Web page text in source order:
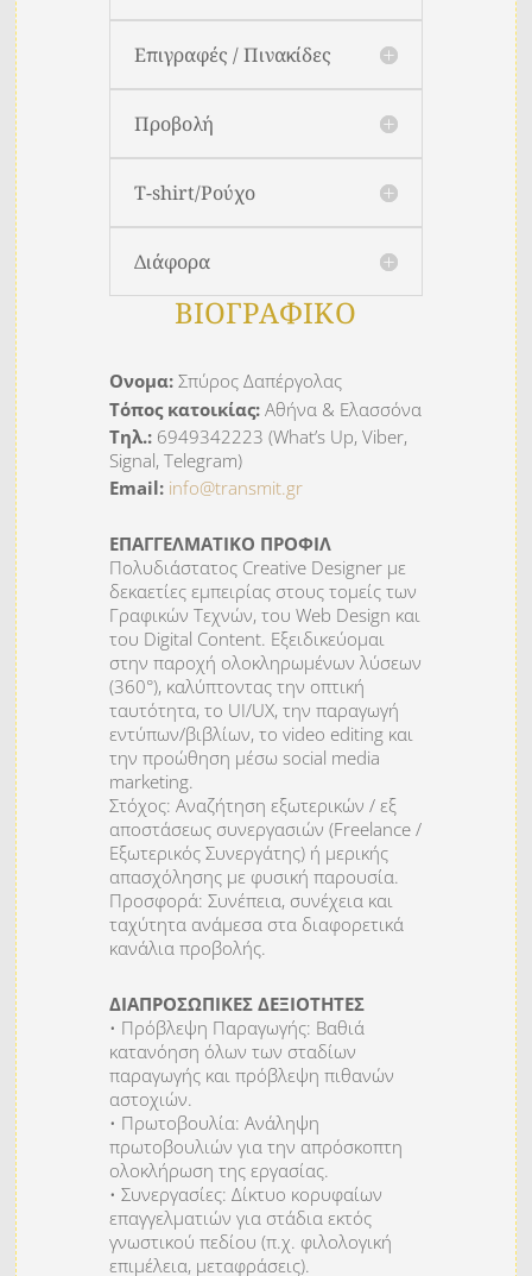
Επιγραφές / Πινακίδες
Προβολή
T-shirt/Ρούχο
Διάφορα
ΒΙΟΓΡΑΦΙΚΟ
Ονομα:Σπύρος Δαπέργολας
Τόπος κατοικίας:Αθήνα & Ελασσόνα
Τηλ.:6949342223 (What’s Up, Viber,
Signal, Telegram)
Email: info@transmit.gr
ΕΠΑΓΓΕΛΜΑΤΙΚΟ ΠΡΟΦΙΛ
Πολυδιάστατος Creative Designer με
δεκαετίες εμπειρίας στους τομείς των
Γραφικών Τεχνών, του Web Design και
του Digital Content. Εξειδικεύομαι
στην παροχή ολοκληρωμένων λύσεων
(360°), καλύπτοντας την οπτική
ταυτότητα, το UI/UX, την παραγωγή
εντύπων/βιβλίων, το video editing και
την προώθηση μέσω social media
marketing.
Στόχος: Αναζήτηση εξωτερικών / εξ
αποστάσεως συνεργασιών (Freelance /
Εξωτερικός Συνεργάτης) ή μερικής
απασχόλησης με φυσική παρουσία.
Προσφορά: Συνέπεια, συνέχεια και
ταχύτητα ανάμεσα στα διαφορετικά
κανάλια προβολής.
ΔΙΑΠΡΟΣΩΠΙΚΕΣ ΔΕΞΙΟΤΗΤΕΣ
• Πρόβλεψη Παραγωγής: Βαθιά
κατανόηση όλων των σταδίων
παραγωγής και πρόβλεψη πιθανών
αστοχιών.
• Πρωτοβουλία: Ανάληψη
πρωτοβουλιών για την απρόσκοπτη
ολοκλήρωση της εργασίας.
• Συνεργασίες: Δίκτυο κορυφαίων
επαγγελματιών για στάδια εκτός
γνωστικού πεδίου (π.χ. φιλολογική
επιμέλεια, μεταφράσεις).